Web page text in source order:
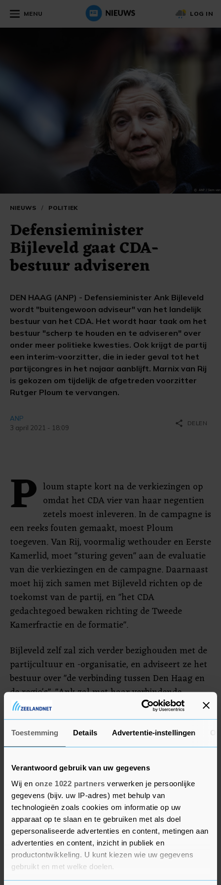
Toestemming Details Advertentie-instellingen
Verantwoord gebruik van uw gegevens
Wij en onze 1022 partners verwerken je persoonlijke
gegevens (bijv. uw IP-adres) met behulp van
technologieën zoals cookies om informatie op uw
apparaat op te slaan en te gebruiken met als doel
gepersonaliseerde advertenties en content, metingen aan
advertenties en content, inzicht in publiek en
productontwikkeling. U kunt kiezen wie uw gegevens
gebruikt en met welke doelen.
MENU LOG IN
NIEUWS / POLITIEK
Defensieminister
Bijleveld gaat CDA-
bestuur adviseren
DEN HAAG (ANP) - Defensieminister Ank Bijleveld
wordt "buitengewoon adviseur" van het landelijk
bestuur van het CDA. Het wordt haar taak om het
bestuur "scherp te houden en te adviseren" over
onder meer politieke kwesties. Ook krijgt de partij
een interim-voorzitter, die in ieder geval tot het
partijcongres in het najaar aanblijft. Marnix van Rij
is gekozen om tijdelijk de afgetreden voorzitter
Rutger Ploum te vervangen.
ANP
3 april 2021 - 18:09
share DELEN
P loum stapte kort na de verkiezingen op
omdat het CDA vier van haar negentien
zetels moest inleveren. In de campagne is
een reeks fouten gemaakt, moest Ploum
toegeven. Van Rij, voormalig wethouder en Eerste
Kamerlid, moet "sturing geven" aan de evaluatie
van die verkiezingen en de campagne. Daarnaast
moet hij zich samen met Bijleveld richten op de
toekomst van de partij, en "het CDA
gedachtegoed bewaken richting de Tweede
Kamerfractie en de formatie".
Bijleveld zelf zal zich verder bezighouden met de
partijcultuur en -organisatie, en adviseert ze het
bestuur over "de verbinding tussen Den Haag en
de regio's". "Ank zal met haar verbindende
kwaliteiten en jarenlange ervaring in
verschillende rollen van grote waarde zijn in de
komende tijd", schrijft de partij in een
persbericht.